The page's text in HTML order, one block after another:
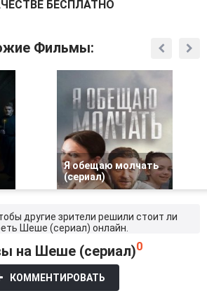
БЕСПЛАТНО
Фильмы:
Я обещаю молчать
(сериал)
другие зрители решили стоит ли
Шеше (сериал) онлайн.
на Шеше (сериал)0
КОММЕНТИРОВАТЬ